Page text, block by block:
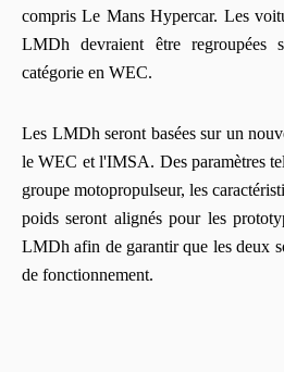
compris Le Mans Hypercar. Les
LMDh devraient être regroupées
catégorie en WEC.
Les LMDh seront basées sur un
le WEC et l'IMSA. Des paramètres
groupe motopropulseur, les
poids seront alignés pour les
LMDh afin de garantir que les deux
de fonctionnement.